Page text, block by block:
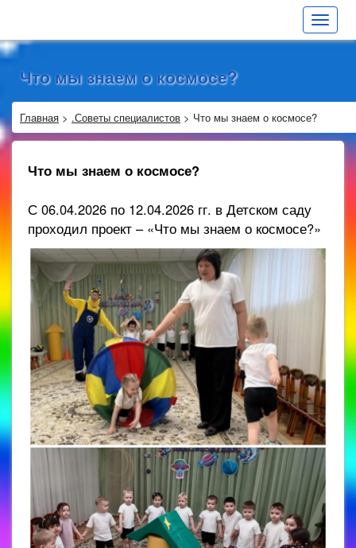
Toggle
Что мы знаем о космосе?
Главная > .Советы специалистов > Что мы знаем о космосе?
Что мы знаем о космосе?
С 06.04.2026 по 12.04.2026 гг. в Детском саду
проходил проект – «Что мы знаем о космосе?»